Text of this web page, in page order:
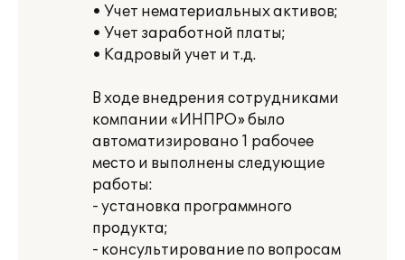
• Учет нематериальных активов;
• Учет заработной платы;
• Кадровый учет и т.д.
В ходе внедрения сотрудниками
компании «ИНПРО» было
автоматизировано 1 рабочее
место и выполнены следующие
работы:
- установка программного
продукта;
- консультирование по вопросам